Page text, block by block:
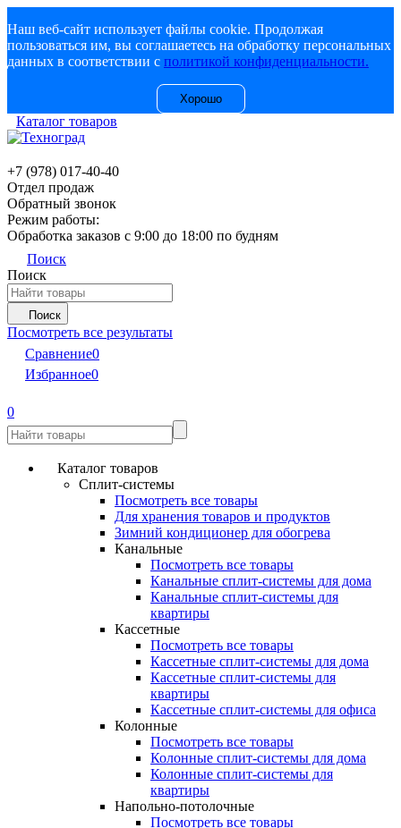
Наш веб-сайт использует файлы cookie. Продолжая
пользоваться им, вы соглашаетесь на обработку персональных
данных в соответствии с политикой конфиденциальности.
Хорошо
Каталог товаров
+7 (978) 017-40-40
Отдел продаж
Обратный звонок
Режим работы:
Обработка заказов с 9:00 до 18:00 по будням
Поиск
Поиск
Поиск
Посмотреть все результаты
Сравнение0
Избранное0
0
Каталог товаров
Сплит-системы
Посмотреть все товары
Для хранения товаров и продуктов
Зимний кондиционер для обогрева
Канальные
Посмотреть все товары
Канальные сплит-системы для дома
Канальные сплит-системы для
квартиры
Кассетные
Посмотреть все товары
Кассетные сплит-системы для дома
Кассетные сплит-системы для
квартиры
Кассетные сплит-системы для офиса
Колонные
Посмотреть все товары
Колонные сплит-системы для дома
Колонные сплит-системы для
квартиры
Напольно-потолочные
Посмотреть все товары